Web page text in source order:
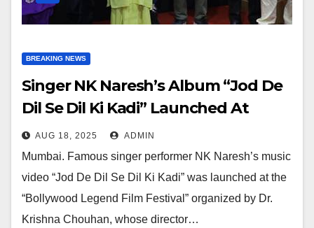
BREAKING NEWS
Singer NK Naresh’s Album “Jod De
Dil Se Dil Ki Kadi” Launched At
Bollywood Legend Film Festival
AUG 18, 2025 ADMIN
Mumbai. Famous singer performer NK Naresh’s music
video “Jod De Dil Se Dil Ki Kadi” was launched at the
“Bollywood Legend Film Festival” organized by Dr.
Krishna Chouhan, whose director…